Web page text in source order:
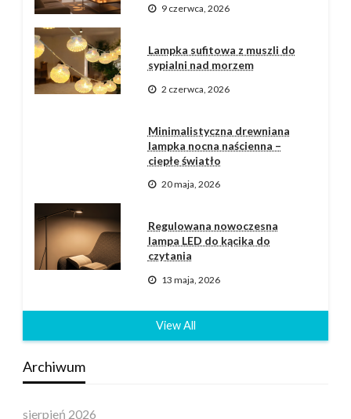
9 czerwca, 2026
Lampka sufitowa z muszli do
sypialni nad morzem
2 czerwca, 2026
Minimalistyczna drewniana
lampka nocna naścienna –
ciepłe światło
20 maja, 2026
Regulowana nowoczesna
lampa LED do kącika do
czytania
13 maja, 2026
View All
Archiwum
sierpień 2026